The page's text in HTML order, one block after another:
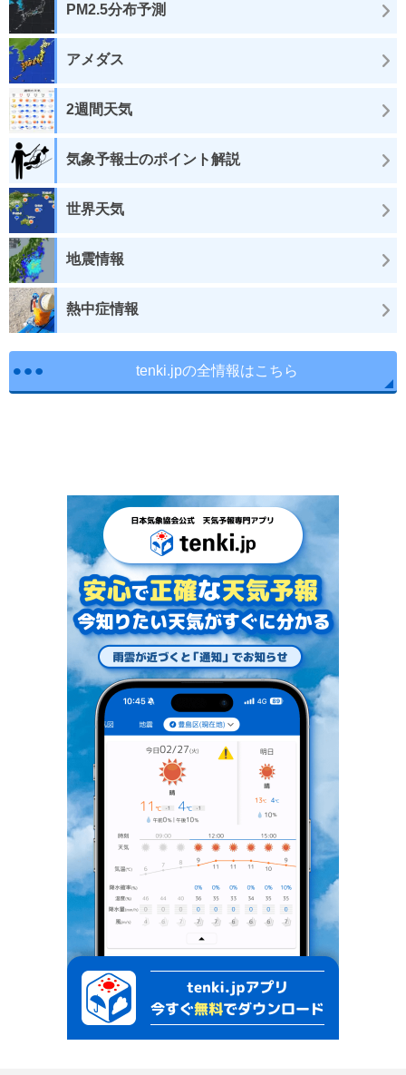
PM2.5分布予測
アメダス
2週間天気
気象予報士のポイント解説
世界天気
地震情報
熱中症情報
tenki.jpの全情報はこちら